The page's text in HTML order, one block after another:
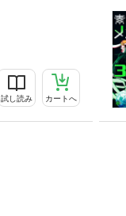
試し読み カートへ